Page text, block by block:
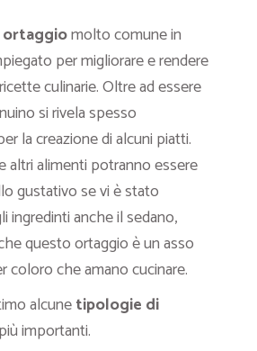
ortaggiomolto comune in
per migliorare e rendere
culinarie. Oltre ad essere
si rivela spesso
la creazione di alcuni piatti.
altri alimenti potranno essere
gustativo se vi è stato
ingredinti anche il sedano,
questo ortaggio è un asso
coloro che amano cucinare.
alcunetipologie di
importanti.